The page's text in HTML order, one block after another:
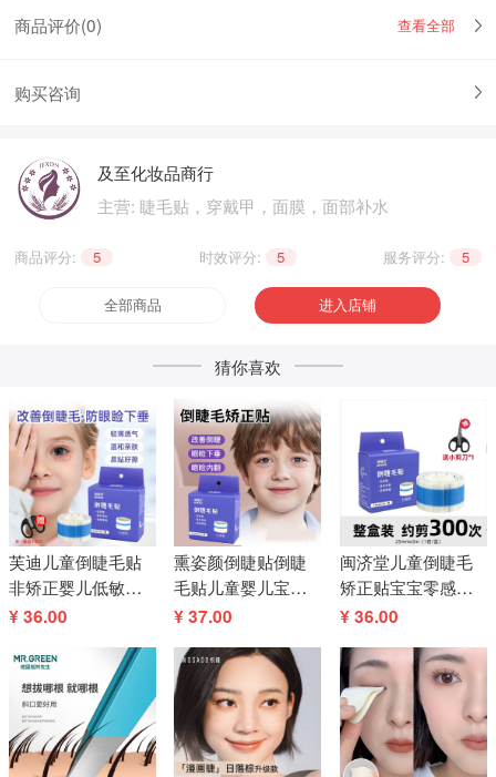
商品评价(0) 查看全部
购买咨询
及至化妆品商行
主营: 睫毛贴，穿戴甲，面膜，面部补水
商品评分: 5 时效评分: 5 服务评分: 5
全部商品 进入店铺
猜你喜欢
芙迪儿童倒睫毛贴
非矫正婴儿低敏超
薄宝宝下眼睑提拉
25mm宽3000mm
长1盒
¥ 36.00
熏姿颜倒睫贴倒睫
毛贴儿童婴儿宝宝
下眼睑提拉眼皮倒
25mm宽*3m长【一
盒】
¥ 37.00
闽济堂儿童倒睫毛
矫正贴宝宝零感觉
低敏薄上眼睑提拉
25mm宽3000mm
长
¥ 36.00